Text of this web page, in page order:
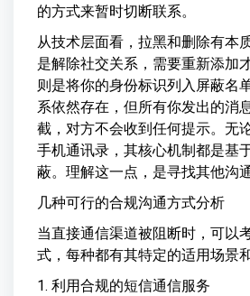
的方式来暂时切断联系。
从技术层面看，拉黑和删除有本
是解除社交关系，需要重新添加
则是将你的身份标识列入屏蔽名
系依然存在，但所有你发出的消
截，对方不会收到任何提示。无
手机通讯录，其核心机制都是基
蔽。理解这一点，是寻找其他沟
几种可行的合规沟通方式分析
当直接通信渠道被阻断时，可以
式，每种都有其特定的适用场景
1. 利用合规的短信通信服务